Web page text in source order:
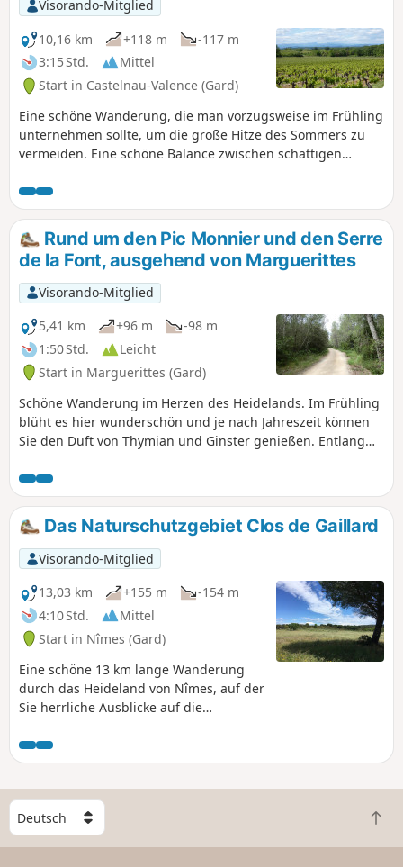
Visorando-Mitglied
10,16 km
+118 m
-117 m
3:15 Std.
Mittel
Start in Castelnau-Valence (Gard)
Eine schöne Wanderung, die man vorzugsweise im Frühling
unternehmen sollte, um die große Hitze des Sommers zu
vermeiden. Eine schöne Balance zwischen schattigen
Bereichen in den Weinbergen. Allein schon der
tausendjährige Cade (Wacholder) ist eine Reise wert, so
majestätisch ist dieser Baum.
Rund um den Pic Monnier und den Serre
de la Font, ausgehend von Marguerittes
Visorando-Mitglied
5,41 km
+96 m
-98 m
1:50 Std.
Leicht
Start in Marguerittes (Gard)
Schöne Wanderung im Herzen des Heidelands. Im Frühling
blüht es hier wunderschön und je nach Jahreszeit können
Sie den Duft von Thymian und Ginster genießen. Entlang
bewundern.
Das Naturschutzgebiet Clos de Gaillard
Visorando-Mitglied
13,03 km
+155 m
-154 m
4:10 Std.
Mittel
Start in Nîmes (Gard)
Eine schöne 13 km lange Wanderung
durch das Heideland von Nîmes, auf der
Sie herrliche Ausblicke auf die
Trockenmauerunterstände und die
mediterrane Vegetation entdecken
Olivenbäume, Erdbeerbäume,
Steineichen, Kermeseichen...
W
ä
h
Z
u